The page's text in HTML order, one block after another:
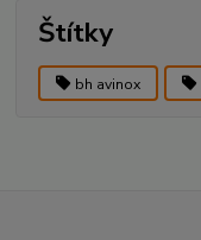
Štítky
bh avinox